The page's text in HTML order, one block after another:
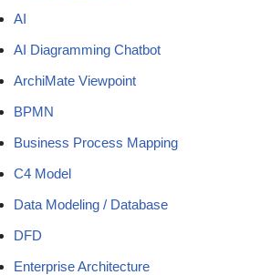
AI
AI Diagramming Chatbot
ArchiMate Viewpoint
BPMN
Business Process Mapping
C4 Model
Data Modeling / Database
DFD
Enterprise Architecture